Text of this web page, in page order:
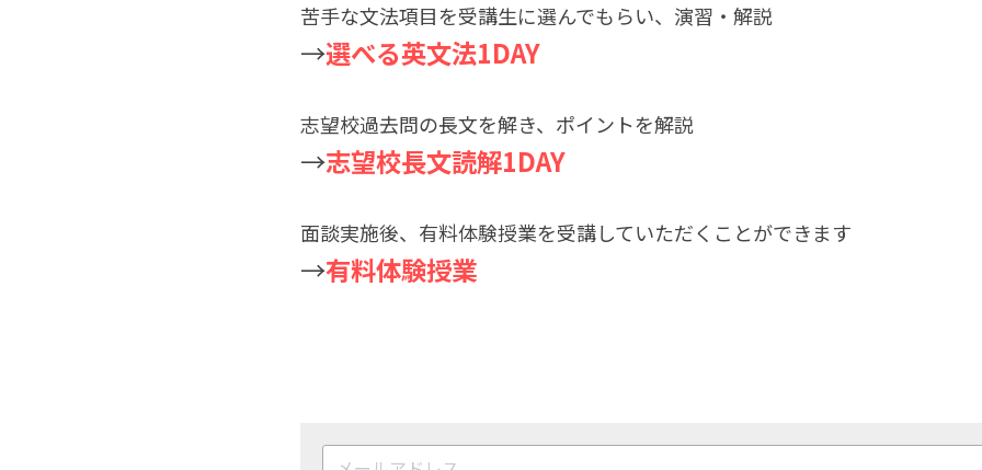
苦手な文法項目を受講生に選んでもらい、演習・解説
→選べる英文法1DAY
志望校過去問の長文を解き、ポイントを解説
→志望校長文読解1DAY
面談実施後、有料体験授業を受講していただくことができます
→有料体験授業